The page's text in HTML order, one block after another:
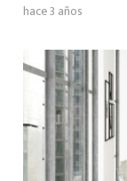
hace 3 años